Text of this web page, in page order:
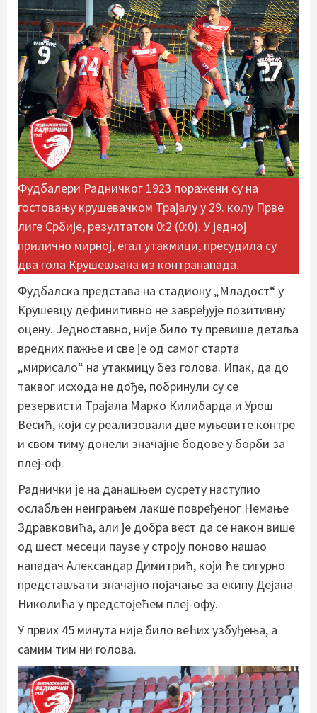
Фудбалери Радничког 1923 поражени су на
гостовању крушевачком Трајалу у 29. колу Прве
лиге Србије, резултатом 0:2 (0:0). У једној
прилично мирној, егал утакмици, пресудила су
два гола Крушевљана из контранапада.
Фудбалска представа на стадиону „Младост“ у
Крушевцу дефинитивно не завређује позитивну
оцену. Једноставно, није било ту превише детаља
вредних пажње и све је од самог старта
„мирисало“ на утакмицу без голова. Ипак, да до
таквог исхода не дође, побринули су се
резервисти Трајала Марко Килибарда и Урош
Весић, који су реализовали две муњевите контре
и свом тиму донели значајне бодове у борби за
плеј-оф.
Раднички је на данашњем сусрету наступио
ослабљен неиграњем лакше повређеног Немање
Здравковића, али је добра вест да се након више
од шест месеци паузе у строју поново нашао
нападач Александар Димитрић, који ће сигурно
представљати значајно појачање за екипу Дејана
Николића у предстојећем плеј-офу.
У првих 45 минута није било већих узбуђења, а
самим тим ни голова.